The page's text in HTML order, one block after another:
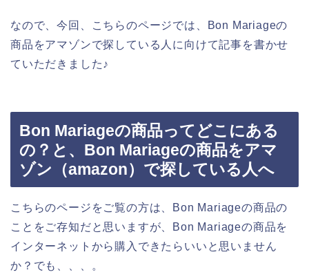
なので、今回、こちらのページでは、Bon Mariageの
商品をアマゾンで探している人に向けて記事を書かせ
ていただきました♪
Bon Mariageの商品ってどこにある
の？と、Bon Mariageの商品をアマ
ゾン（amazon）で探している人へ
こちらのページをご覧の方は、Bon Mariageの商品の
ことをご存知だと思いますが、Bon Mariageの商品を
インターネットから購入できたらいいと思いません
か？でも、、、。